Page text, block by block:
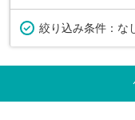
絞り込み条件： な